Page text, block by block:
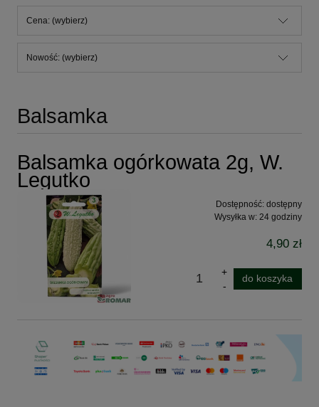
Cena: (wybierz)
Nowość: (wybierz)
Balsamka
Balsamka ogórkowata 2g, W.
Legutko
Dostępność: dostępny
Wysyłka w: 24 godziny
4,90 zł
do koszyka